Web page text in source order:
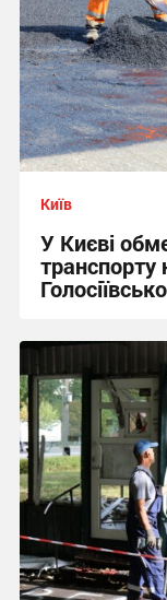
Київ
У Києві
08:39 сьогодні